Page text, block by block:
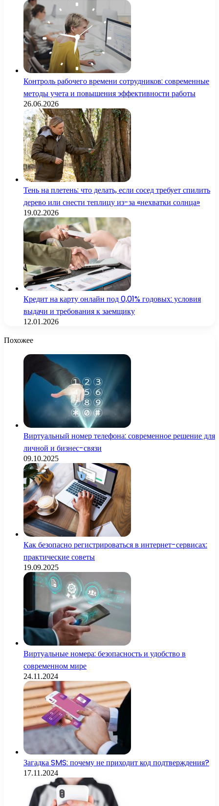
Контроль рабочего времени сотрудников: современные
методы учета и повышения эффективности работы
26.06.2026
Тень на плетень: что делать, если сосед требует спилить
дерево или снести теплицу из-за «нехватки солнца»
19.02.2026
Кредит на карту онлайн под 0,01% годовых: условия
выдачи и требования к заемщику
12.01.2026
Похожее
Виртуальный номер телефона: современное решение для
личной и бизнес-связи
09.10.2025
Как безопасно регистрироваться в интернет-сервисах:
практические советы
19.09.2025
Виртуальные номера: безопасность и удобство в
современном мире
24.11.2024
Загадка SMS: почему не приходит код подтверждения?
17.11.2024